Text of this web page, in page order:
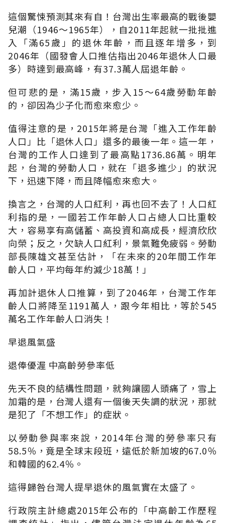
這個驚悚預測其來有自！台灣出生率最高的戰後嬰
兒潮（1946～1965年），自2011年起就一批批進
入「滿65歲」的退休年齡，而且逐年增多，到
2046年（國發會人口推估指出2046年退休人口最
多）時達到最高峰，有37.3萬人屆退年齡。
但可悲的是，滿15歲，步入15～64歲勞動年齡
的，卻因為少子化而愈來愈少。
值得注意的是，2015年將是台灣「進入工作年齡
人口」比「退休人口」還多的最後一年。這一年，
台灣的工作人口達到了最高點1736.86萬。明年
起，台灣的勞動人口，就在「退多進少」的狀況
下，迅速下降，而且降幅愈來愈大。
換言之，台灣的人口紅利，再也回不去了！人口紅
利指的是，一國若工作年齡人口占總人口比重較
大，容易享有高儲蓄、高投資和高成長，經濟欣欣
向榮；反之，欠缺人口紅利，景氣難免疲弱。勞動
部長陳雄文甚至估計，「在未來的20年間工作年
齡人口，平均每年約減少18萬！」
再加計退休人口推算，到了2046年，台灣工作年
齡人口將降至1191萬人，跟今年相比，等於545
萬名工作年齡人口消失！
早退風氣盛
退俸優渥 中高齡勞參率低
先天不良的結構性問題，就夠讓國人頭痛了，雪上
加霜的是，台灣人還有一個後天失調的狀況，那就
是犯了「不想工作」的症狀。
以勞動參與率來說，2014年台灣的勞參率只有
58.5％，竟是全球末段班，遠低於新加坡的67.0％
和韓國的62.4％。
這得歸咎台灣人提早退休的風氣實在太盛了。
行政院主計總處2015年公布的「中高齡工作歷程